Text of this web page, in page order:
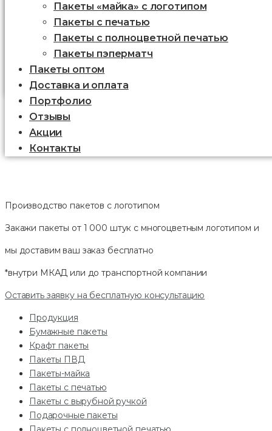
Пакеты «майка» с логотипом
Пакеты c печатью
Пакеты с полноцветной печатью
Пакеты пэперматч
Пакеты оптом
Доставка и оплата
Портфолио
Отзывы
Акции
Контакты
Производство пакетов с логотипом
Закажи пакеты от 1 000 штук с многоцветным логотипом и
мы доставим ваш заказ бесплатно
*внутри МКАД или до транспортной компании
Оставить заявку на бесплатную консультацию
Продукция
Бумажные пакеты
Крафт пакеты
Пакеты ПВД
Пакеты-майка
Пакеты с печатью
Пакеты с вырубной ручкой
Подарочные пакеты